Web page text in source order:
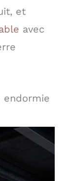
et
avec
endormie